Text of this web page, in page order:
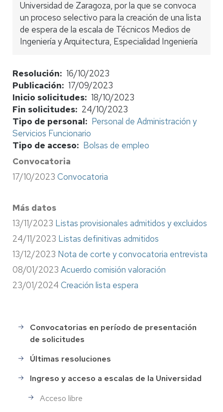
Universidad de Zaragoza, por la que se convoca
un proceso selectivo para la creación de una lista
de espera de la escala de Técnicos Medios de
Ingeniería y Arquitectura, Especialidad Ingeniería
Resolución
16/10/2023
Publicación
17/09/2023
Inicio solicitudes 18/10/2023
Fin solicitudes
24/10/2023
Tipo de personal
Personal de Administración y
Servicios Funcionario
Tipo de acceso
Bolsas de empleo
Convocatoria
17/10/2023 Convocatoria
Más datos
13/11/2023 Listas provisionales admitidos y excluidos
24/11/2023 Listas definitivas admitidos
13/12/2023 Nota de corte y convocatoria entrevista
08/01/2023 Acuerdo comisión valoración
23/01/2024 Creación lista espera
Selección
de
Personal
Convocatorias en período de presentación
de solicitudes
Últimas resoluciones
Ingreso y acceso a escalas de la Universidad
Acceso libre